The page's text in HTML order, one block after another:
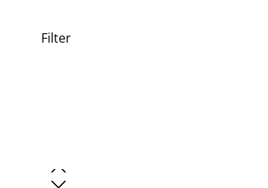
Filter
Bildergalerie überspringen